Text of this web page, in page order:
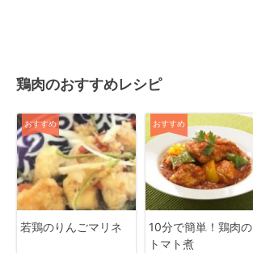
鶏肉のおすすめレシピ
おすすめ
若鶏のりんごマリネ
おすすめ
10分で簡単！鶏肉の
トマト煮